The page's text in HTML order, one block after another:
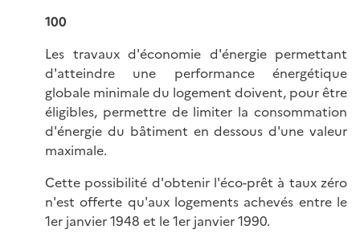
100
Les travaux d'économie d'énergie permettant
d'atteindre une performance énergétique
globale minimale du logement doivent, pour être
éligibles, permettre de limiter la consommation
d'énergie du bâtiment en dessous d'une valeur
maximale.
Cette possibilité d'obtenir l'éco-prêt à taux zéro
n'est offerte qu'aux logements achevés entre le
1er janvier 1948 et le 1er janvier 1990.